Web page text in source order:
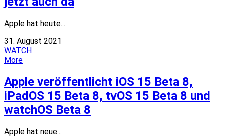
Apple hat heute...
31. August 2021
WATCH
More
Apple veröffentlicht iOS 15 Beta 8,
iPadOS 15 Beta 8, tvOS 15 Beta 8 und
watchOS Beta 8
Apple hat neue...